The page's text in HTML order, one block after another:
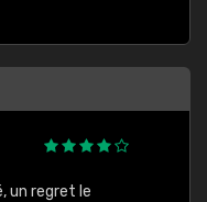
un regret le